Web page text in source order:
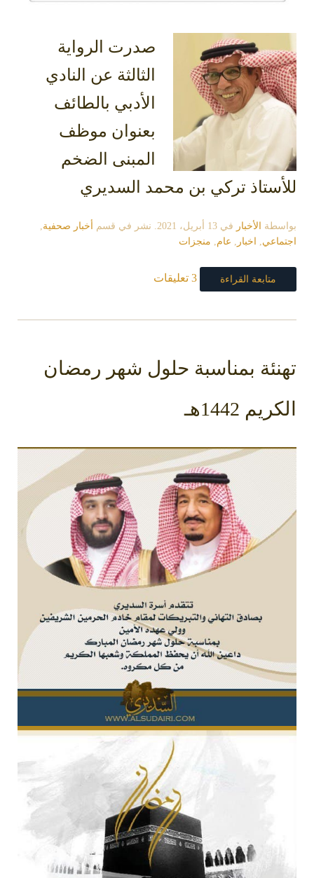
صدرت الرواية
الثالثة عن النادي
الأدبي بالطائف
بعنوان موظف
المبنى الضخم
للأستاذ تركي بن محمد السديري
بواسطة الأخبار في 13 أبريل، 2021 . نشر في قسم أخبار صحفية
اجتماعي
اخبار عام منجزات
متابعة القراءة 3 تعليقات
تهنئة بمناسبة حلول شهر رمضان
الكريم 1442هـ